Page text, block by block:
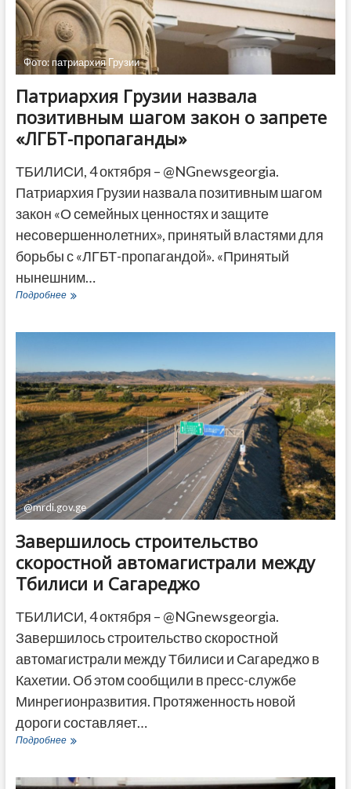
Фото: патриархия Грузии
Патриархия Грузии назвала
позитивным шагом закон о запрете
«ЛГБТ-пропаганды»
ТБИЛИСИ, 4 октября – @NGnewsgeorgia.
Патриархия Грузии назвала позитивным шагом
закон «О семейных ценностях и защите
несовершеннолетних», принятый властями для
борьбы с «ЛГБТ-пропагандой». «Принятый
нынешним…
ПодробнееПатриархия
о
запрете
«ЛГБТ-
пропаганды»
@mrdi.gov.ge
Завершилось строительство
скоростной автомагистрали между
Тбилиси и Сагареджо
ТБИЛИСИ, 4 октября – @NGnewsgeorgia.
Завершилось строительство скоростной
автомагистрали между Тбилиси и Сагареджо в
Кахетии. Об этом сообщили в пресс-службе
Минрегионразвития. Протяженность новой
дороги составляет…
ПодробнееЗавершилось
автомагистрали